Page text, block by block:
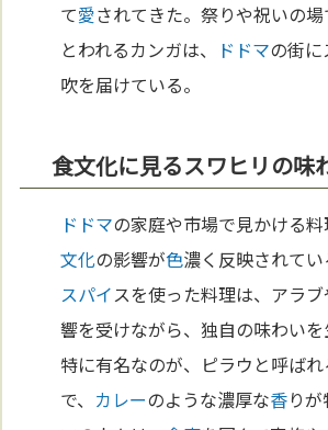
て愛されてきた。祭りや祝いの
とわれるカンガは、 ドドマの街
吹を届けている。
食文化に見るスワヒリの味
ドドマの家庭や市場で見かける
文化の影響が色濃く反映されて
スパイスを使った料理は、アラブ
響を受けながら、独自の味わいを
特に有名なのが、ピラウと呼ばれ
で、 カレーのような濃厚な香りが